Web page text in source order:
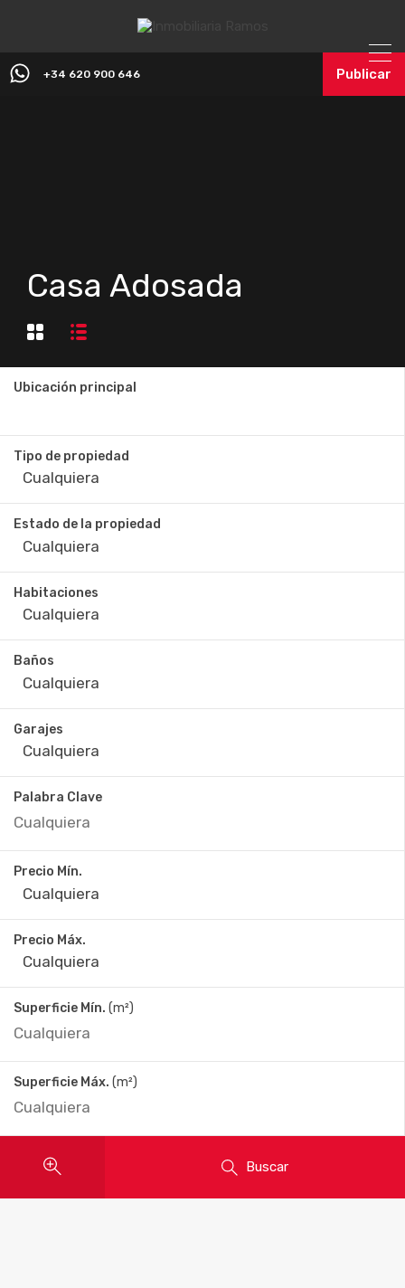
+34 620 900 646 Publicar
Casa Adosada
Ubicación principal
Tipo de propiedad
Estado de la propiedad
Habitaciones
Baños
Garajes
Palabra Clave
Precio Mín.
Precio Máx.
Superficie Mín. (m²)
Superficie Máx. (m²)
Buscar